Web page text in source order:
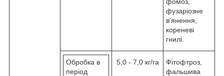
фузаріозне
в'янення,
кореневі
гнилі.
Обробка в
період
5,0 - 7,0 кг/га
Фітофтроз,
фальшива